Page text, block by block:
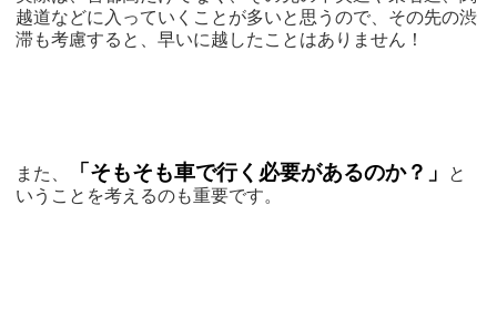
越道などに入っていくことが多いと思うので、その先の渋
滞も考慮すると、早いに越したことはありません！
また、 「そもそも車で行く必要があるのか？」
と
いうことを考えるのも重要です。